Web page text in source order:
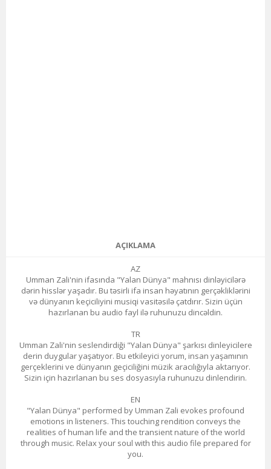
AÇIKLAMA
AZ
Umman Zali'nin ifasında "Yalan Dünya" mahnısı dinləyicilərə
dərin hisslər yaşadır. Bu təsirli ifa insan həyatının gerçəkliklərini
və dünyanın keçiciliyini musiqi vasitəsilə çatdırır. Sizin üçün
hazırlanan bu audio fayl ilə ruhunuzu dincəldin.
TR
Umman Zali'nin seslendirdiği "Yalan Dünya" şarkısı dinleyicilere
derin duygular yaşatıyor. Bu etkileyici yorum, insan yaşamının
gerçeklerini ve dünyanın geçiciliğini müzik aracılığıyla aktarıyor.
Sizin için hazırlanan bu ses dosyasıyla ruhunuzu dinlendirin.
EN
"Yalan Dünya" performed by Umman Zali evokes profound
emotions in listeners. This touching rendition conveys the
realities of human life and the transient nature of the world
through music. Relax your soul with this audio file prepared for
you.